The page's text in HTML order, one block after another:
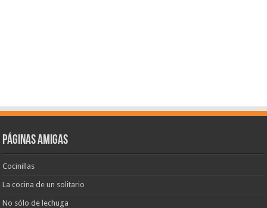
Páginas amigas
Cocinillas
La cocina de un solitario
No sólo de lechuga